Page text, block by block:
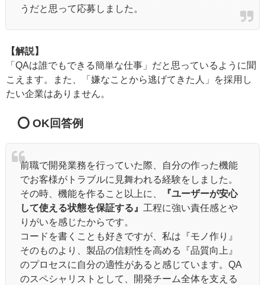
うだと思って応募しました。
【解説】
「QAは誰でもできる簡単な仕事」だと思っているように聞
こえます。また、「嫌なことから逃げてきた人」を採用し
たい企業はありません。
⭕️ OK回答例
前職で開発業務を行っていた際、自分の作った機能
でお客様がトラブルに見舞われる経験をしました。
その時、機能を作ること以上に、
『ユーザーが安心
して使える状態を保証する』 工程に強い責任感とや
りがいを感じたからです。
コードを書くことも好きですが、私は『モノ作り』
そのものより、製品の信頼性を高める『品質向上』
のプロセスに自分の適性があると感じています。QA
のスペシャリストとして、開発チーム全体を支える